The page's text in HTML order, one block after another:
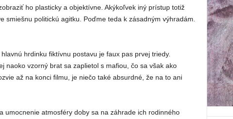
ho plasticky a objektívne. Akýkoľvek iný prístup totiž
smiešnu politickú agitku. Poďme teda k zásadným výhradám.
hrdinku fiktívnu postavu je faux pas prvej triedy.
naoko vzorný brat sa zaplietol s mafiou, čo sa však ako
až na konci filmu, je niečo také absurdné, že na to ani
umocnenie atmosféry doby sa na záhrade ich rodinného